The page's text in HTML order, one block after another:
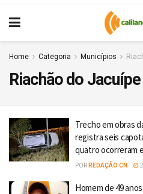
Home Categoria Municípios
Riachão do Jacuípe
Trecho em obras
registra seis
quatro ocorreram
POR REDAÇÃO CN
Homem de 49